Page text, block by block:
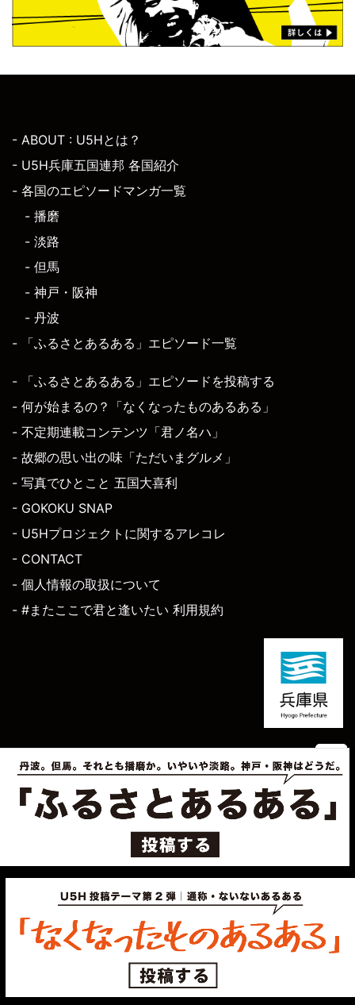
- ABOUT : U5Hとは？
- U5H兵庫五国連邦 各国紹介
- 各国のエピソードマンガ一覧
- 播磨
- 淡路
- 但馬
- 神戸・阪神
- 丹波
- 「ふるさとあるある」エピソード一覧
- 「ふるさとあるある」エピソードを投稿する
- 何が始まるの？「なくなったものあるある」
- 不定期連載コンテンツ「君ノ名ハ」
- 故郷の思い出の味「ただいまグルメ」
- 写真でひとこと 五国大喜利
- GOKOKU SNAP
- U5Hプロジェクトに関するアレコレ
- CONTACT
- 個人情報の取扱について
- #またここで君と逢いたい 利用規約